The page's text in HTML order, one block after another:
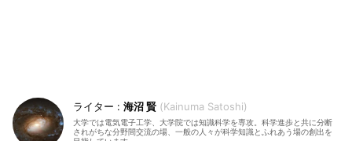
海沼 賢 Kainuma Satoshi
大学では電気電子工学、大学院では知識科学を専攻。科学進歩と共に分断
されがちな分野間交流の場、一般の人々が科学知識とふれあう場の創出を